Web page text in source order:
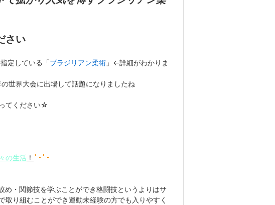
さい
定している「ブラジリアン柔術 」←詳細がわかりま
世界大会に出場して話題になりましたね
てください☆
の生活 ！
め・関節技を学ぶことができ格闘技というよりはサ
取り組むことができ運動未経験の方でも入りやすく